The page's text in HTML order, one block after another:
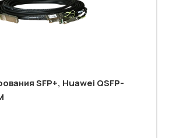
SFP+, Huawei QSFP-